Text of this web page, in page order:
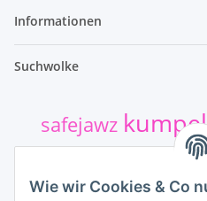
Wie wir Cookies & Co
Informationen
Suchwolke
t-
safejawz
Sticker